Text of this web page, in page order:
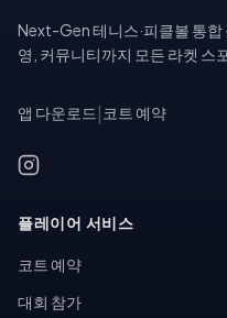
Next-Gen 테니스·피클볼 통합
영, 커뮤니티까지 모든 라켓 스
앱 다운로드 코트 예약
플레이어 서비스
코트 예약
대회 참가